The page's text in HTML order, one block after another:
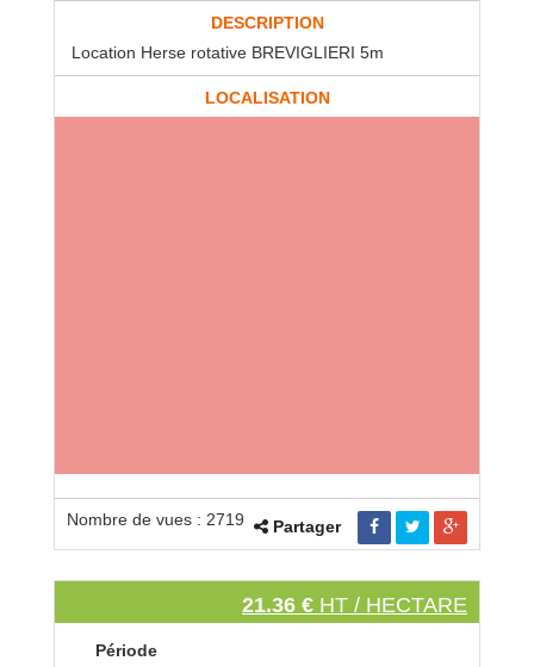
DESCRIPTION
Location Herse rotative BREVIGLIERI 5m
LOCALISATION
Nombre de vues : 2719 Partager
21.36 € HT / HECTARE
Période